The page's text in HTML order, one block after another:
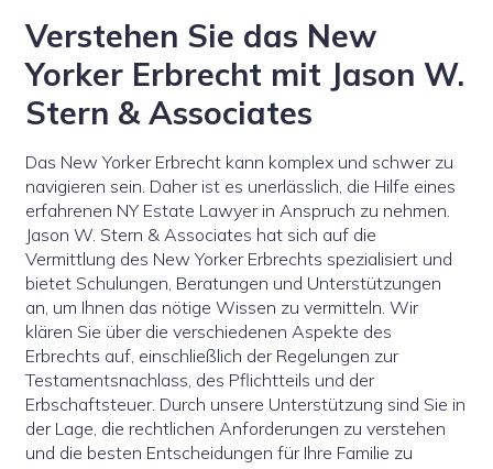
Verstehen Sie das New
Yorker Erbrecht mit Jason W.
Stern & Associates
Das New Yorker Erbrecht kann komplex und schwer zu
navigieren sein. Daher ist es unerlässlich, die Hilfe eines
erfahrenen NY Estate Lawyer in Anspruch zu nehmen.
Jason W. Stern & Associates hat sich auf die
Vermittlung des New Yorker Erbrechts spezialisiert und
bietet Schulungen, Beratungen und Unterstützungen
an, um Ihnen das nötige Wissen zu vermitteln. Wir
klären Sie über die verschiedenen Aspekte des
Erbrechts auf, einschließlich der Regelungen zur
Testamentsnachlass, des Pflichtteils und der
Erbschaftsteuer. Durch unsere Unterstützung sind Sie in
der Lage, die rechtlichen Anforderungen zu verstehen
und die besten Entscheidungen für Ihre Familie zu